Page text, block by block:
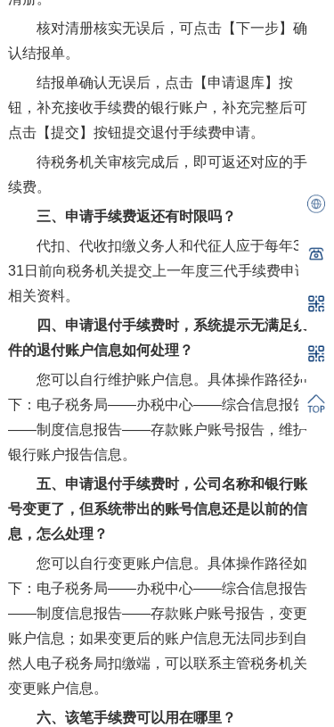
核对清册核实无误后，可点击【下一步】确
认结报单。
结报单确认无误后，点击【申请退库】按
钮，补充接收手续费的银行账户，补充完整后可
点击【提交】按钮提交退付手续费申请。
待税务机关审核完成后，即可返还对应的手
续费。
三、申请手续费返还有时限吗？
代扣、代收扣缴义务人和代征人应于每年3月
31日前向税务机关提交上一年度三代手续费申请
相关资料。
四、申请退付手续费时，系统提示无满足条
件的退付账户信息如何处理？
您可以自行维护账户信息。具体操作路径如
下：电子税务局——办税中心——综合信息报告
——制度信息报告——存款账户账号报告，维护
银行账户报告信息。
五、申请退付手续费时，公司名称和银行账
号变更了，但系统带出的账号信息还是以前的信
息，怎么处理？
您可以自行变更账户信息。具体操作路径如
下：电子税务局——办税中心——综合信息报告
——制度信息报告——存款账户账号报告，变更
账户信息；如果变更后的账户信息无法同步到自
然人电子税务局扣缴端，可以联系主管税务机关
变更账户信息。
六、该笔手续费可以用在哪里？